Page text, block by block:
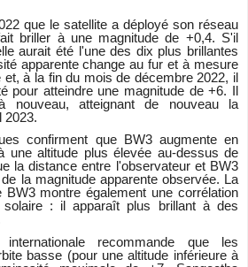
que le satellite a déployé son réseau
briller à une magnitude de +0,4. S'il
aurait été l'une des dix plus brillantes
apparente change au fur et à mesure
et, à la fin du mois de décembre 2022, il
pour atteindre une magnitude de +6. Il
nouveau, atteignant de nouveau la
2023.
confirment que BW3 augmente en
une altitude plus élevée au-dessus de
la distance entre l'observateur et BW3
la magnitude apparente observée. La
BW3 montre également une corrélation
: il apparaît plus brillant à des
internationale recommande que les
basse (pour une altitude inférieure à